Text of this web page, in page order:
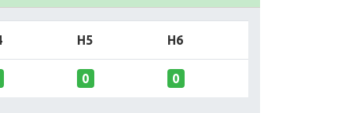
H5 H6
0 0